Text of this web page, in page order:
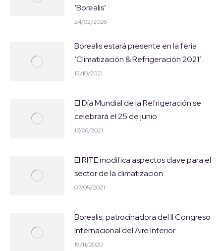
‘Borealis’
24/02/2026
Borealis estará presente en la feria
‘Climatización & Refrigeración 2021’
13/10/2021
El Día Mundial de la Refrigeración se
celebrará el 25 de junio
17/06/2021
El RITE modifica aspectos clave para el
sector de la climatización
07/05/2021
Borealis, patrocinadora del II Congreso
Internacional del Aire Interior
19/11/2020